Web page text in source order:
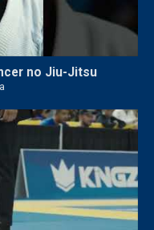
no Jiu-Jitsu
...